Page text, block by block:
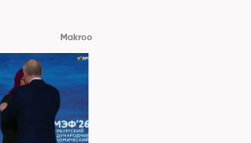
Makroo